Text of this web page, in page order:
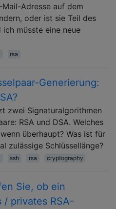
Adresse auf dem
oder ist sie Teil des
ich müsste eine neue
rsa
Generierung:
zwei Signaturalgorithmen
RSA und DSA. Welches
überhaupt? Was ist für
zulässige Schlüssellänge?
ssh rsa cryptography
Sie, ob ein
privates RSA-